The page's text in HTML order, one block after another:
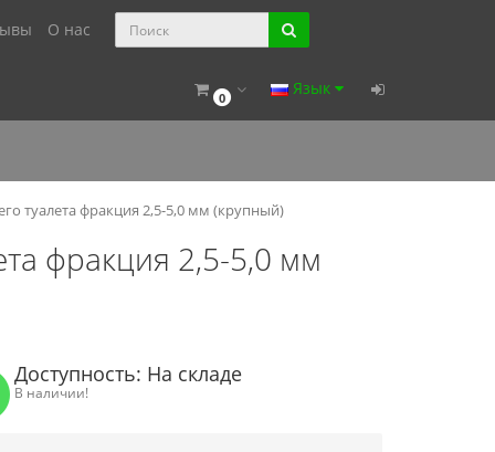
О нас
0 Язык
туалета фракция 2,5-5,0 мм (крупный)
фракция 2,5-5,0 мм
Доступность: На складе
В наличии!